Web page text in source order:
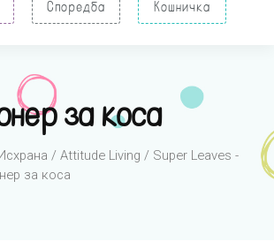
Споредба Кошничка
за коса
/ Attitude Living / Super Leaves -
за коса